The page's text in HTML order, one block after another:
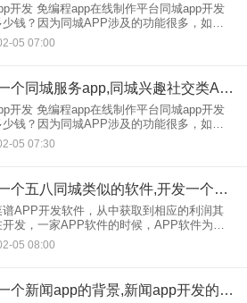
开发 免编程app在线制作平台同城app开发
少钱？因为同城APP涉及的功能很多，如果
、app开发公司，外包、开发，的话，费用
从20万开始。 现在，使用福建app开发免编程a
05 07:00
制作一个同城服务app,同城兴趣社交类APP开发
开发 免编程app在线制作平台同城app开发
少钱？因为同城APP涉及的功能很多，如果
、app开发公司，外包、开发，的话，费用
从20万开始。 现在，使用福建app开发免编程a
05 07:30
制作一个五八同城类似的软件,开发一个类似58的app上架要多少钱
谱APP开发软件，从中获取到相应的利润其
发，一家APP软件的时候，APP软件为人
服务的同时，也通过APP软件给商家的业务
了一定的收入。美食菜谱app开发？的业务
05 08:00
制作一个新闻app的背景,新闻app开发的背景知识